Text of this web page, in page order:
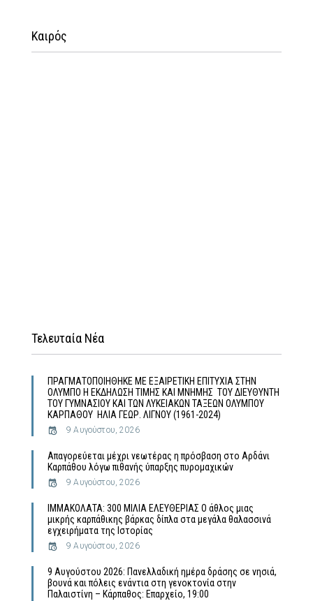
Καιρός
Τελευταία Νέα
ΠΡΑΓΜΑΤΟΠΟΙΗΘΗΚΕ ΜΕ ΕΞΑΙΡΕΤΙΚΗ ΕΠΙΤΥΧΙΑ ΣΤΗΝ
ΟΛΥΜΠΟ Η ΕΚΔΗΛΩΣΗ ΤΙΜΗΣ ΚΑΙ ΜΝΗΜΗΣ ΤΟΥ ΔΙΕΥΘΥΝΤΗ
ΤΟΥ ΓΥΜΝΑΣΙΟΥ ΚΑΙ ΤΩΝ ΛΥΚΕΙΑΚΩΝ ΤΑΞΕΩΝ ΟΛΥΜΠΟΥ
ΚΑΡΠΑΘΟΥ ΗΛΙΑ ΓΕΩΡ. ΛΙΓΝΟΥ (1961-2024)
9 Αυγούστου, 2026
Απαγορεύεται μέχρι νεωτέρας η πρόσβαση στο Αρδάνι
Καρπάθου λόγω πιθανής ύπαρξης πυρομαχικών
9 Αυγούστου, 2026
ΙΜΜΑΚΟΛΑΤΑ: 300 ΜΙΛΙΑ ΕΛΕΥΘΕΡΙΑΣ Ο άθλος μιας
μικρής καρπάθικης βάρκας δίπλα στα μεγάλα θαλασσινά
εγχειρήματα της Ιστορίας
9 Αυγούστου, 2026
9 Αυγούστου 2026: Πανελλαδική ημέρα δράσης σε νησιά,
βουνά και πόλεις ενάντια στη γενοκτονία στην
Παλαιστίνη – Κάρπαθος: Επαρχείο, 19:00